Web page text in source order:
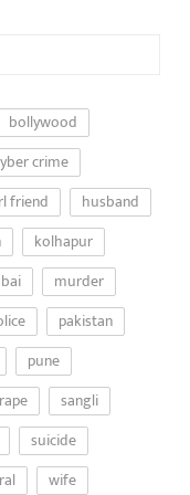
bollywood
crime
friend
husband
kolhapur
murder
pakistan
pune
rape
sangli
suicide
wife